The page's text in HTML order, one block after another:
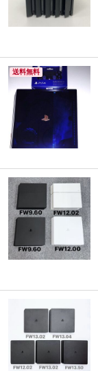
送料無料